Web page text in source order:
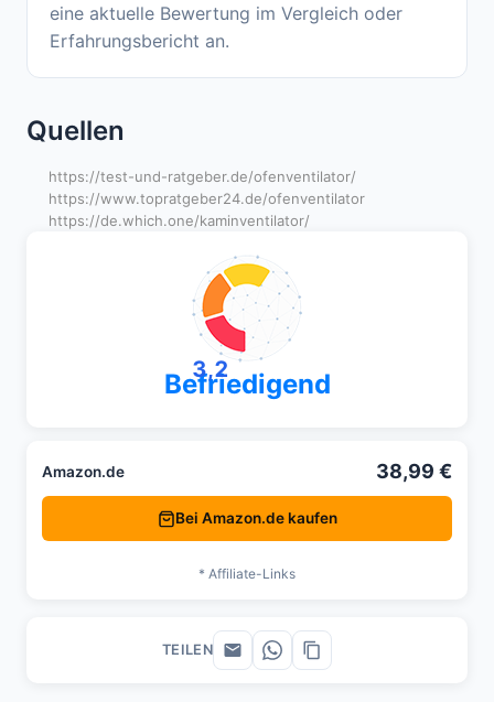
eine aktuelle Bewertung im Vergleich oder
Erfahrungsbericht an.
Quellen
https://test-und-ratgeber.de/ofenventilator/
https://www.topratgeber24.de/ofenventilator
https://de.which.one/kaminventilator/
3,2
Befriedigend
Amazon.de 38,99 €
Bei Amazon.de kaufen
* Affiliate-Links
TEILEN